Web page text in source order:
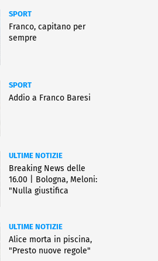
SPORT
Franco, capitano per
sempre
SPORT
Addio a Franco Baresi
ULTIME NOTIZIE
Breaking News delle
16.00 | Bologna, Meloni:
"Nulla giustifica
ULTIME NOTIZIE
Alice morta in piscina,
"Presto nuove regole"